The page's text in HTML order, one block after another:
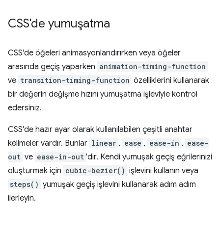
CSS'de yumuşatma
CSS'de öğeleri animasyonlandırırken veya öğeler
arasında geçiş yaparken animation-timing-function
ve transition-timing-function özelliklerini kullanarak
bir değerin değişme hızını yumuşatma işleviyle kontrol
edersiniz.
CSS'de hazır ayar olarak kullanılabilen çeşitli anahtar
kelimeler vardır. Bunlar linear , ease , ease-in , ease-
out ve ease-in-out 'dir. Kendi yumuşak geçiş eğrilerinizi
oluşturmak için cubic-bezier() işlevini kullanın veya
steps() yumuşak geçiş işlevini kullanarak adım adım
ilerleyin.